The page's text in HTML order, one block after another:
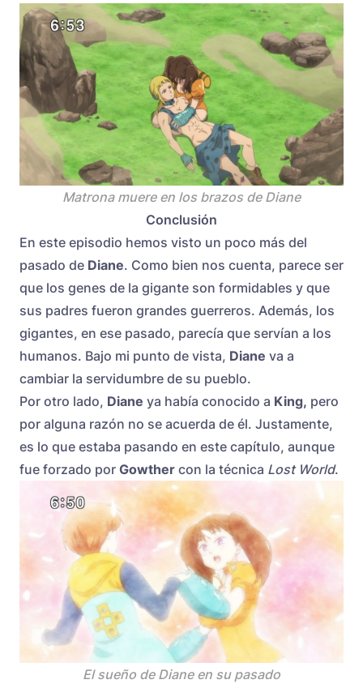
Matrona muere en los brazos de Diane
Conclusión
En este episodio hemos visto un poco más del
pasado de Diane. Como bien nos cuenta, parece ser
que los genes de la gigante son formidables y que
sus padres fueron grandes guerreros. Además, los
gigantes, en ese pasado, parecía que servían a los
humanos. Bajo mi punto de vista, Diane va a
cambiar la servidumbre de su pueblo.
Por otro lado, Diane ya había conocido a King, pero
por alguna razón no se acuerda de él. Justamente,
es lo que estaba pasando en este capítulo, aunque
fue forzado por Gowther con la técnica Lost World.
El sueño de Diane en su pasado